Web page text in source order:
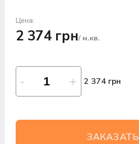
Цена:
2 374 грн/ м.кв.
2 374 грн
ЗАКАЗАТЬ